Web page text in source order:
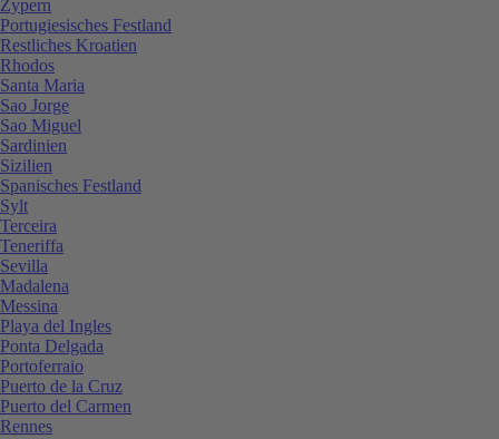
Zypern
Portugiesisches Festland
Restliches Kroatien
Rhodos
Santa Maria
Sao Jorge
Sao Miguel
Sardinien
Sizilien
Spanisches Festland
Sylt
Terceira
Teneriffa
Sevilla
Madalena
Messina
Playa del Ingles
Ponta Delgada
Portoferraio
Puerto de la Cruz
Puerto del Carmen
Rennes